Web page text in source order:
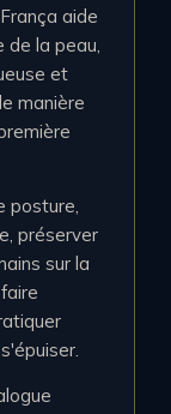
aide
la peau,
et
manière
posture,
préserver
sur la